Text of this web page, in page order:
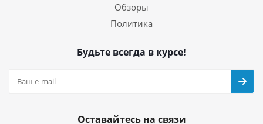
Обзоры
Политика
Будьте всегда в курсе!
Оставайтесь на связи